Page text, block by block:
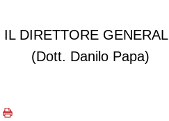
IL DIRETTORE
(Dott. Danilo Papa)